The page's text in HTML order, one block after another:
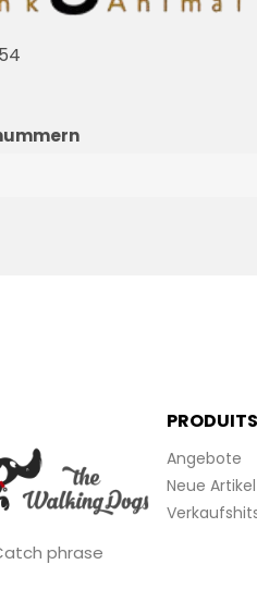
phrase
PRODUITS
Angebote
Neue Artikel